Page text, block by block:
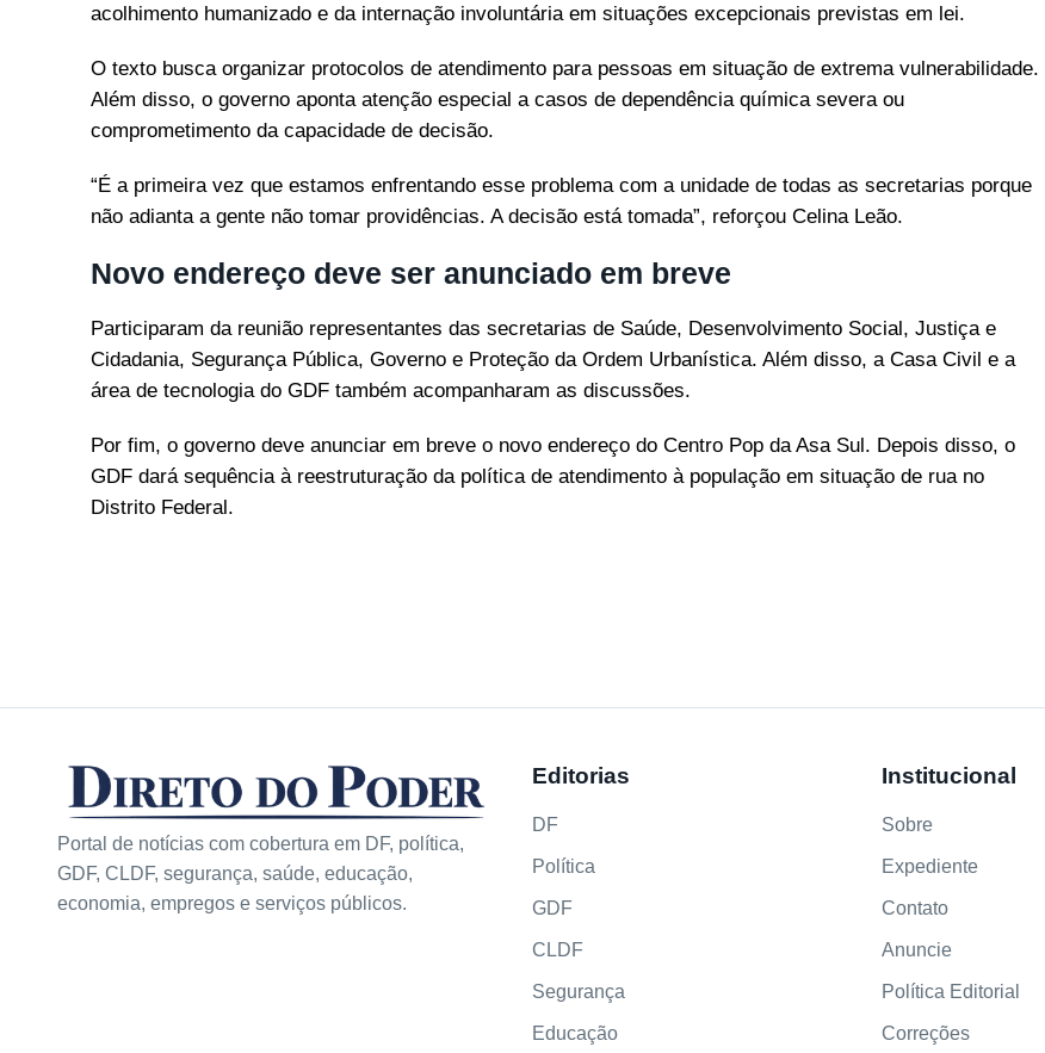
acolhimento humanizado e da internação involuntária em situações excepcionais previstas em lei.
O texto busca organizar protocolos de atendimento para pessoas em situação de extrema vulnerabilidade.
Além disso, o governo aponta atenção especial a casos de dependência química severa ou
comprometimento da capacidade de decisão.
“É a primeira vez que estamos enfrentando esse problema com a unidade de todas as secretarias porque
não adianta a gente não tomar providências. A decisão está tomada”, reforçou Celina Leão.
Novo endereço deve ser anunciado em breve
Participaram da reunião representantes das secretarias de Saúde, Desenvolvimento Social, Justiça e
Cidadania, Segurança Pública, Governo e Proteção da Ordem Urbanística. Além disso, a Casa Civil e a
área de tecnologia do GDF também acompanharam as discussões.
Por fim, o governo deve anunciar em breve o novo endereço do Centro Pop da Asa Sul. Depois disso, o
GDF dará sequência à reestruturação da política de atendimento à população em situação de rua no
Distrito Federal.
Portal de notícias com cobertura em DF, política,
GDF, CLDF, segurança, saúde, educação,
economia, empregos e serviços públicos.
Editorias
DF
Política
GDF
CLDF
Segurança
Educação
Institucional
Sobre
Expediente
Contato
Anuncie
Política Editorial
Correções